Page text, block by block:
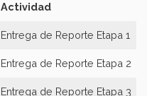
Actividad
Entrega de Reporte Etapa 1
Entrega de Reporte Etapa 2
Entrega de Reporte Etapa 3